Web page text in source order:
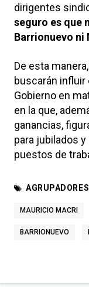
dirigentes
seguro es que
Barrionuevo ni
De esta
buscarán influir
Gobierno en
en la que,
ganancias,
para jubilados
puestos de
MAURICIO MACRI
BARRIONUEVO